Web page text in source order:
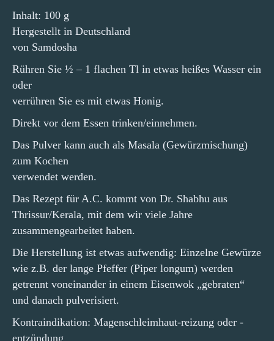
Inhalt: 100 g
Hergestellt in Deutschland
von Samdosha
Rühren Sie ½ – 1 flachen Tl in etwas heißes Wasser ein
oder
verrühren Sie es mit etwas Honig.
Direkt vor dem Essen trinken/einnehmen.
Das Pulver kann auch als Masala (Gewürzmischung)
zum Kochen
verwendet werden.
Das Rezept für A.C. kommt von Dr. Shabhu aus
Thrissur/Kerala, mit dem wir viele Jahre
zusammengearbeitet haben.
Die Herstellung ist etwas aufwendig: Einzelne Gewürze
wie z.B. der lange Pfeffer (Piper longum) werden
getrennt voneinander in einem Eisenwok „gebraten“
und danach pulverisiert.
Kontraindikation: Magenschleimhaut-reizung oder -
entzündung